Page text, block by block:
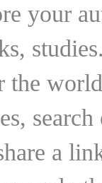
your
the
a